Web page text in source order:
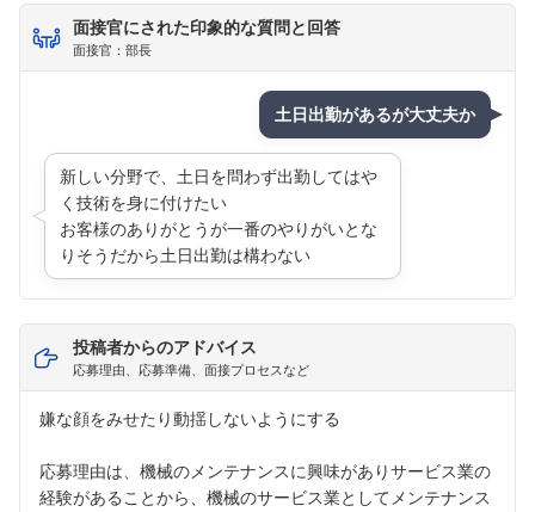
フォローしました
こちらの企業もフォローしませんか？
面接官にされた印象的な質問と回答
面接官：部長
土日出勤があるが大丈夫か
新しい分野で、土日を問わず出勤してはや
く技術を身に付けたい
お客様のありがとうが一番のやりがいとな
りそうだから土日出勤は構わない
投稿者からのアドバイス
応募理由、応募準備、面接プロセスなど
嫌な顔をみせたり動揺しないようにする
応募理由は、機械のメンテナンスに興味がありサービス業の
経験があることから、機械のサービス業としてメンテナンス